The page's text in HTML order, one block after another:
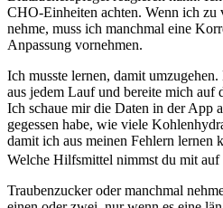
CHO-Einheiten achten. Wenn ich
nehme, muss ich manchmal eine
Anpassung vornehmen.
Ich musste lernen, damit
aus jedem Lauf und bereite mich auf
Ich schaue mir die Daten in der App
gegessen habe, wie viele
damit ich aus meinen Fehlern lernen
Welche Hilfsmittel nimmst du mit auf
Traubenzucker oder manchmal